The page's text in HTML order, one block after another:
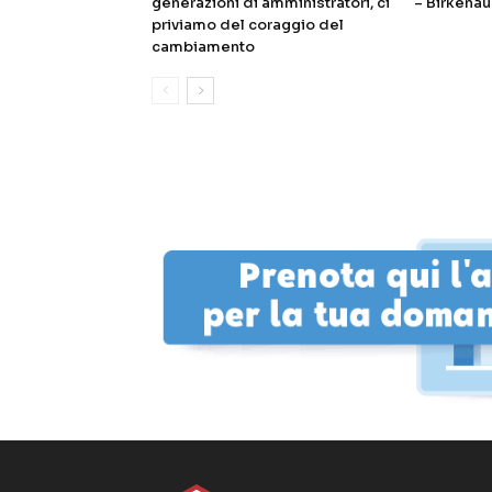
priviamo del coraggio del
cambiamento